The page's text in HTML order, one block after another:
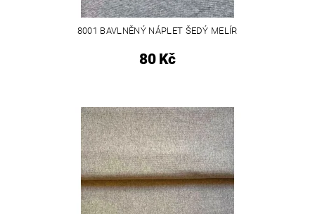
8001 BAVLNĚNÝ NÁPLET ŠEDÝ MELÍR
80 Kč